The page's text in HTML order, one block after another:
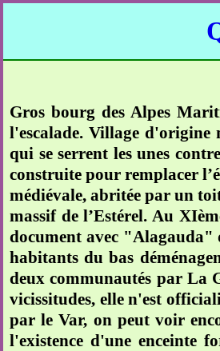
Gros bourg des Alpes
l'escalade. Village d'origine
qui se serrent les unes
construite pour remplacer
médiévale, abritée par un
massif de l’Estérel. Au
document avec "Alagauda"
habitants du bas
deux communautés par La
vicissitudes, elle n'est
par le Var, on peut voir
l'existence d'une enceinte